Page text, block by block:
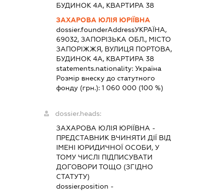
БУДИНОК 4А, КВАРТИРА 38
ЗАХАРОВА ЮЛІЯ ЮРІЇВНА
dossier.founderAddressУКРАЇНА,
69032, ЗАПОРІЗЬКА ОБЛ., МІСТО
ЗАПОРІЖЖЯ, ВУЛИЦЯ ПОРТОВА,
БУДИНОК 4А, КВАРТИРА 38
statements.nationality: Україна
Розмір внеску до статутного
фонду (грн.): 1 060 000 (100 %)
dossier.heads:
ЗАХАРОВА ЮЛІЯ ЮРІЇВНА -
ПРЕДСТАВНИК ВЧИНЯТИ ДІЇ ВІД
ІМЕНІ ЮРИДИЧНОЇ ОСОБИ, У
ТОМУ ЧИСЛІ ПІДПИСУВАТИ
ДОГОВОРИ ТОЩО (ЗГІДНО
СТАТУТУ)
dossier.position -